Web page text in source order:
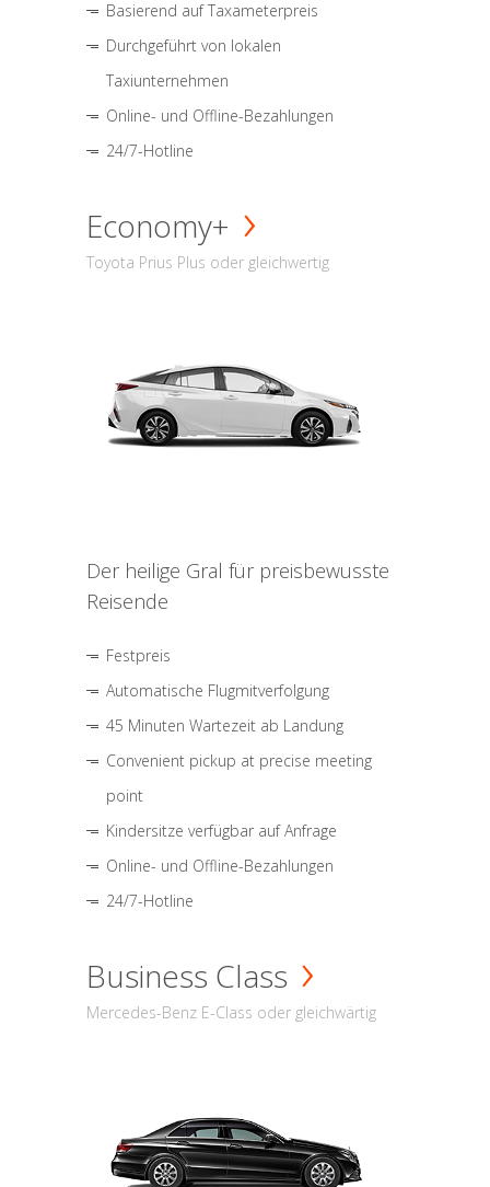
Basierend auf Taxameterpreis
Durchgeführt von lokalen
Taxiunternehmen
Online- und Offline-Bezahlungen
24/7-Hotline
Economy+
Toyota Prius Plus oder gleichwertig
Der heilige Gral für preisbewusste
Reisende
Festpreis
Automatische Flugmitverfolgung
45 Minuten Wartezeit ab Landung
Convenient pickup at precise meeting
point
Kindersitze verfügbar auf Anfrage
Online- und Offline-Bezahlungen
24/7-Hotline
Business Class
Mercedes-Benz E-Class oder gleichwärtig